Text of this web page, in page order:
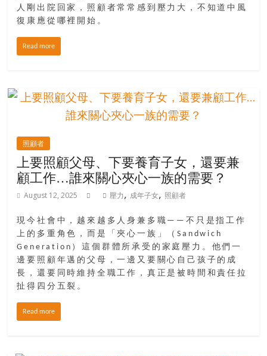
伴
歷
險，
樂
藏。
一
抱
著
觀
積
極
的
態
度，
迎
接
人剛出院回家，照顧者常常感到壓力大，不知道中風
復康應從哪裡開始。
Read more
照顧者
上要照顧父母、下要養育子女，還要兼
顧工作…誰來關心夾心一族的需要？
August 12, 2025 壓力, 成年子女, 照顧者
現今社會中，越來越多人身兼多職——不只是指工作
上的多重角色，而是「夾心一族」（Sandwich
Generation）這個群體所承受的家庭壓力。他們一
邊要照顧年邁的父母，一邊又要關心自己孩子的成
長，還要同時維持全職工作，真正是被時間和責任拉
扯得四分五裂。
Read more